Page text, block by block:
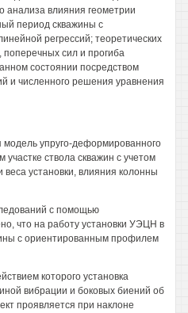
анализа влияния геометрии
период скважины с
регрессий; теоретических
сил и прогиба
состоянии посредством
и численного решения уравнения
упруго-деформированного
ствола скважин с учетом
веса установки, влияния колонны
с помощью
что на работу установки УЭЦН в
с ориентированным профилем
которого установка
вибрации и боковых биений об
проявляется при наклоне